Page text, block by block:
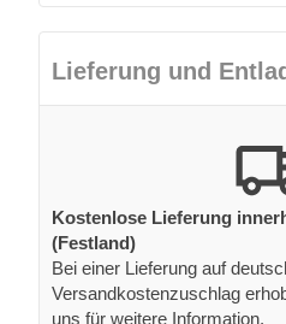
Lieferung und
Kostenlose Lieferung
(Festland)
Bei einer Lieferung auf
Versandkostenzuschlag
uns für weitere Information.